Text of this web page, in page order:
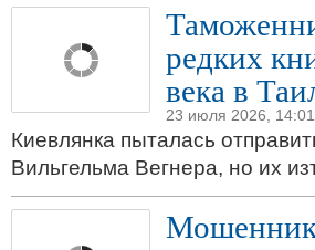
редких
века в
23 июля 2026, 14:01
Киевлянка пыталась
Вильгельма Вегнера, но их